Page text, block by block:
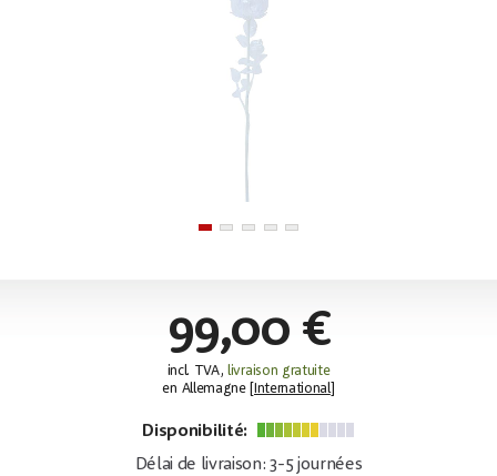
99,00 €
incl. TVA,livraison gratuite
en Allemagne [
International]
Disponibilité:
Délai de livraison: 3-5 journées